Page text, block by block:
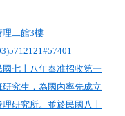
理二館3樓
國七十八年奉准招收第一
研究生，為國內率先成立
理研究所。並於民國八十